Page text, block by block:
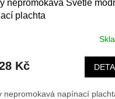
nepromokavá Světle
plachta
Kč
nepromokavá napínací